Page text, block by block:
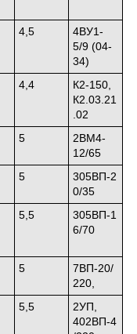
4,5
4ВУ1-
5/9 (04-
34)
4,4
К2-150,
К2.03.21
.02
5
2ВМ4-
12/65
5
305ВП-2
0/35
5,5
305ВП-1
6/70
5
7ВП-20/
220,
5,5
2УП,
402ВП-4